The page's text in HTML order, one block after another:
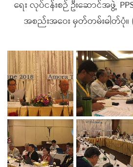
ရေး လုပ်ငန်းစဉ် ဦးဆောင်အဖွဲ့
အစည်းအဝေး မှတ်တမ်းဓါတ်ပုံ။ (